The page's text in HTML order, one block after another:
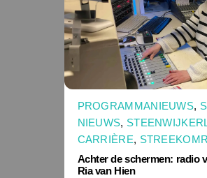
PROGRAMMANIEUWS,
NIEUWS,
CARRIÈRE,
Achter de schermen: radio
Ria van Hien